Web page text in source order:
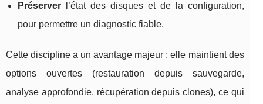
Préserver l’état des disques et de la configuration,
pour permettre un diagnostic fiable.
Cette discipline a un avantage majeur : elle maintient des
options ouvertes (restauration depuis sauvegarde,
analyse approfondie, récupération depuis clones), ce qui